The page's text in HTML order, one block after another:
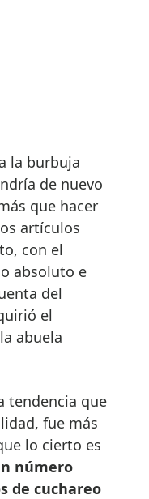
la burbuja
de nuevo
que hacer
artículos
con el
absoluto e
del
el
abuela
tendencia que
fue más
lo cierto es
número
de cuchareo